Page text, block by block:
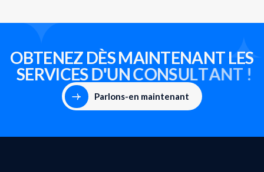
OBTENEZ DÈSMAINTENANTLES
SERVICESD'UNCONSULTANT!
Parlons-en maintenant